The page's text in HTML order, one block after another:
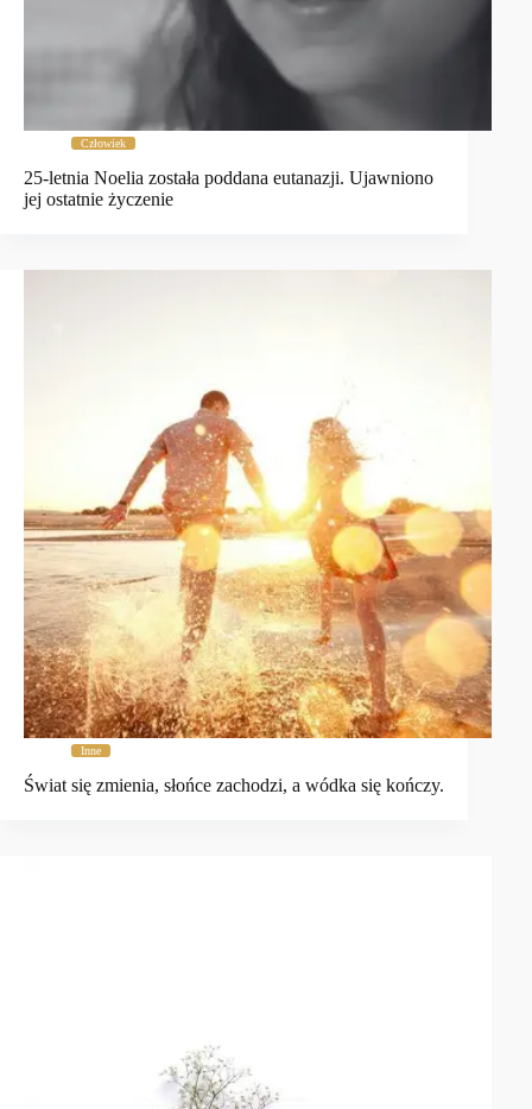
Człowiek
25-letnia Noelia została poddana eutanazji. Ujawniono
jej ostatnie życzenie
Inne
Świat się zmienia, słońce zachodzi, a wódka się kończy.